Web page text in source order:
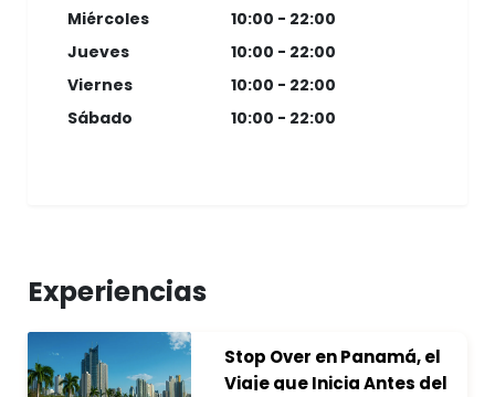
Miércoles
10:00 - 22:00
Jueves
10:00 - 22:00
Viernes
10:00 - 22:00
Sábado
10:00 - 22:00
Experiencias
Stop Over en Panamá, el
Viaje que Inicia Antes del